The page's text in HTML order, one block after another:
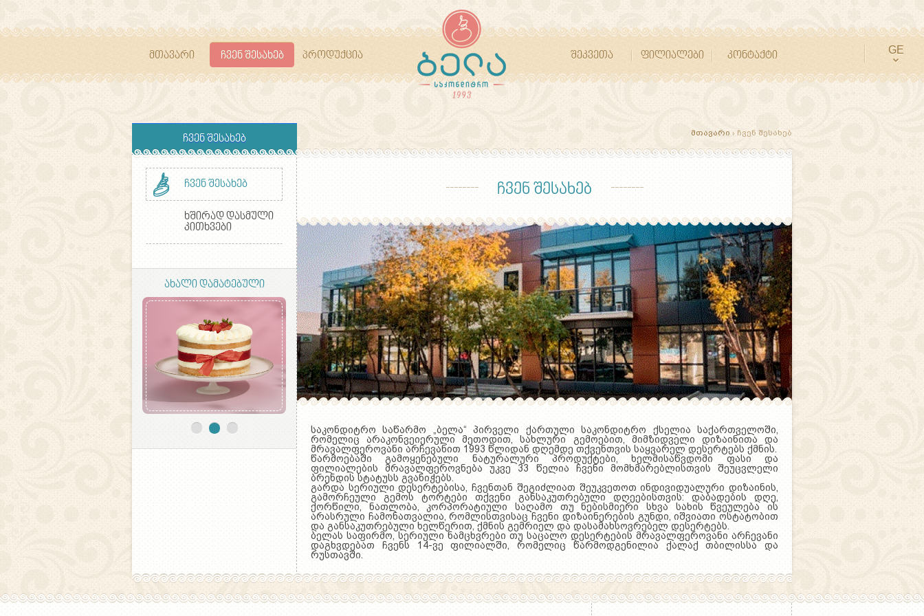
GE
მთავარი ჩვენ შესახებ პროდუქცია შეკვეთა ფილიალები კონტაქტი
ჩვენ შესახებ მთავარი › ჩვენ შესახებ
ჩვენ შესახებ
ხშირად დასმული
კითხვები
ახალი დამატებული
ჩვენ შესახებ
საკონდიტრო საწარმო „ბელა“ პირველი ქართული საკონდიტრო ქსელია საქართველოში,
რომელიც არაკონვეიერული მეთოდით, სახლური გემოებით, მიმზიდველი დიზაინითა და
მრავალფეროვანი არჩევანით 1993 წლიდან დღემდე თქვენთვის საყვარელ დესერტებს ქმნის.
წარმოებაში გამოყენებული ნატურალური პროდუქტები, ხელმისაწვდომი ფასი და
ფილიალების მრავალფეროვნება უკვე 33 წელია ჩვენი მომხმარებლისთვის შეუცვლელი
ბრენდის სტატუსს გვანიჭებს.
გარდა სერიული დესერტებისა, ჩვენთან შეგიძლიათ შეუკვეთოთ ინდივიდუალური დიზაინის,
გამორჩეული გემოს ტორტები თქვენი განსაკუთრებული დღეებისთვის: დაბადების დღე,
ქორწილი, ნათლობა, კორპორატიული საღამო თუ ნებისმიერი სხვა სახის წვეულება ის
არასრული ჩამონათვალია, რომლისთვისაც ჩვენი დიზაინერების გუნდი, იშვიათი ოსტატობით
და განსაკუთრებული ხელწერით, ქმნის გემრიელ და დასამახსოვრებელ დესერტებს.
ბელას საფირმო, სერიული ნამცხვრები თუ საცალო დესერტების მრავალფეროვანი არჩევანი
დაგხვდებათ ჩვენს 14-ვე ფილიალში, რომელიც წარმოდგენილია ქალაქ თბილისსა და
რუსთავში.